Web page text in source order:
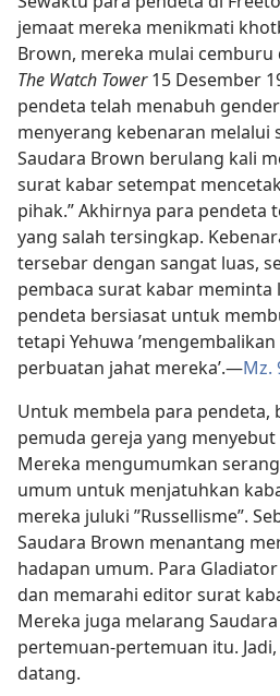
jemaat mereka menikmati
Brown, mereka mulai cemburu
The Watch Tower15 Desember
pendeta telah menabuh
menyerang kebenaran melalui
Saudara Brown berulang kali
surat kabar setempat
pihak.” Akhirnya para pendeta
yang salah tersingkap.
tersebar dengan sangat luas,
pembaca surat kabar meminta
pendeta bersiasat untuk
tetapi Yehuwa
perbuatan jahat mereka’.—Mz.
Untuk membela para
pemuda gereja yang
Mereka mengumumkan
umum untuk menjatuhkan
mereka juluki ”Russellisme”.
Saudara Brown menantang
hadapan umum. Para
dan memarahi editor surat
Mereka juga melarang
pertemuan-pertemuan itu.
datang.